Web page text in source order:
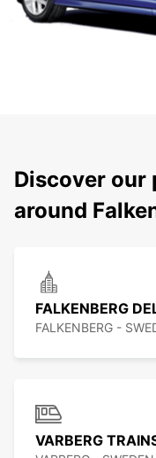
Discover our
around
FALKENBERG
FALKENBERG -
VARBERG